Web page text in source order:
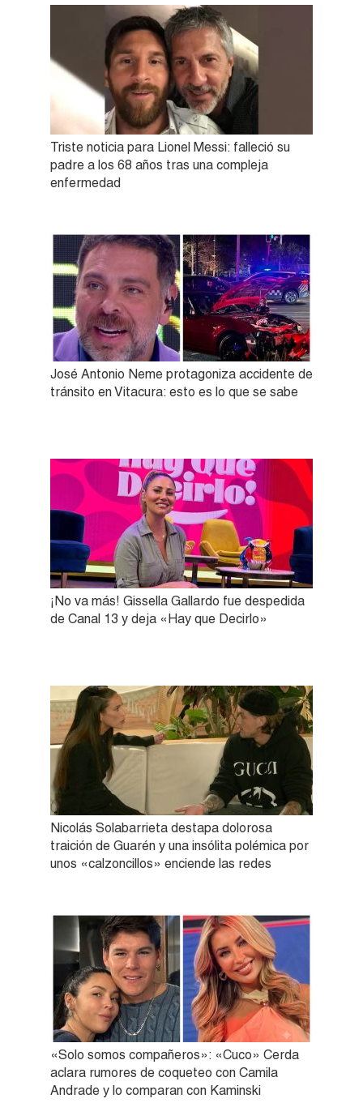
Triste noticia para Lionel Messi: falleció su
padre a los 68 años tras una compleja
enfermedad
José Antonio Neme protagoniza accidente de
tránsito en Vitacura: esto es lo que se sabe
¡No va más! Gissella Gallardo fue despedida
de Canal 13 y deja «Hay que Decirlo»
Nicolás Solabarrieta destapa dolorosa
traición de Guarén y una insólita polémica por
unos «calzoncillos» enciende las redes
«Solo somos compañeros»: «Cuco» Cerda
aclara rumores de coqueteo con Camila
Andrade y lo comparan con Kaminski